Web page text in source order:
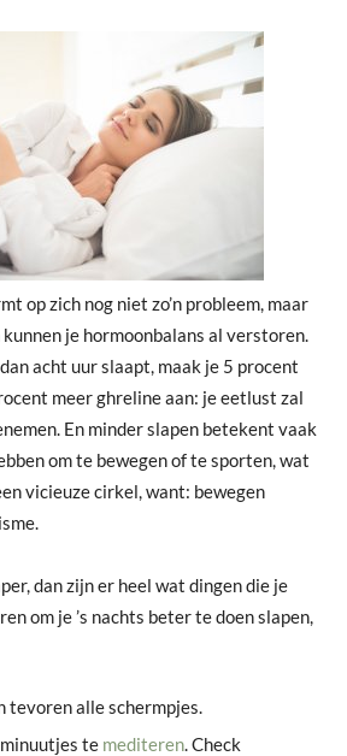
op zich nog niet zo’n probleem, maar
je hormoonbalans al verstoren.
acht uur slaapt, maak je 5 procent
meer ghreline aan: je eetlust zal
En minder slapen betekent vaak
om te bewegen of te sporten, wat
vicieuze cirkel, want: bewegen
dan zijn er heel wat dingen die je
om je ’s nachts beter te doen slapen,
tevoren alle schermpjes.
te mediteren. Check